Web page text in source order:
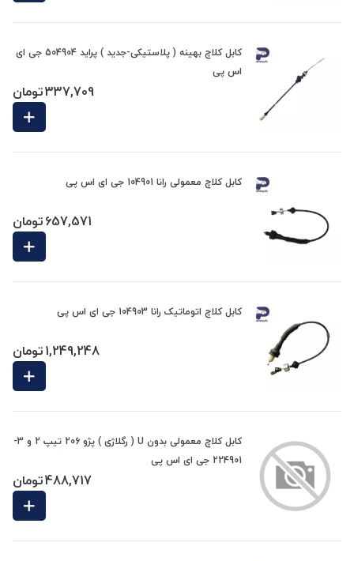
کابل کلاچ بهینه ( پلاستیکی-جدید ) پراید 504904 جی ای
اس پی
337,709تومان
کابل کلاچ معمولی رانا 104901 جی ای اس پی
657,571تومان
کابل کلاچ اتوماتیک رانا 104903 جی ای اس پی
1,249,248تومان
کابل کلاچ معمولی بدون U ( رگلاژی ) پژو 206 تیپ 2 و 3-
224901 جی ای اس پی
488,717تومان